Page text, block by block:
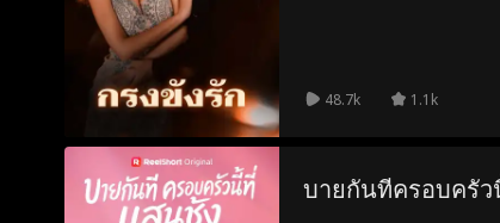
48.7k 1.1k
บายกันทีครอบครั